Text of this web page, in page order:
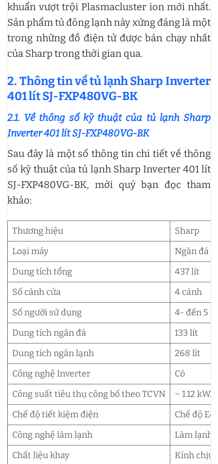
khuẩn vượt trội Plasmacluster ion mới nhất.
Sản phẩm tủ đông lạnh này xứng đáng là một
trong những đồ điện tử được bán chạy nhất
của Sharp trong thời gian qua.
2. Thông tin về tủ lạnh Sharp Inverter
401 lít SJ-FXP480VG-BK
2.1. Về thông số kỹ thuật của tủ lạnh Sharp
Inverter 401 lít SJ-FXP480VG-BK
Sau đây là một số thông tin chi tiết về thông
số kỹ thuật của tủ lạnh Sharp Inverter 401 lít
SJ-FXP480VG-BK, mời quý bạn đọc tham
khảo:
Thương hiệu
Sharp
Loại máy
Ngăn đá
Dung tích tổng
437 lít
Số cánh cửa
4 cánh
Số người sử dụng
4- đến 5
Dung tích ngăn đá
133 lít
Dung tích ngăn lạnh
268 lít
Công nghệ Inverter
Có
Công suất tiêu thụ công bố theo TCVN
~ 1.12 kW/
Chế độ tiết kiệm điện
Chế độ
Công nghệ làm lạnh
Làm lạnh
Chất liệu khay
Kính chịu